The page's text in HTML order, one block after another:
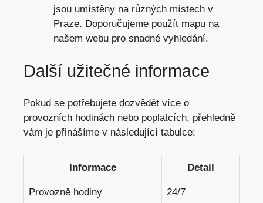
jsou umístěny na⁤ různých místech v
Praze. Doporučujeme použít mapu na
⁣našem webu pro snadné vyhledání.
Další užitečné ‍informace
Pokud se potřebujete dozvědět více‌ o
provozních hodinách nebo ‍poplatcích, ⁤přehledně
vám je přinášíme ‌v následující ​tabulce:
Informace Detail
Provozně hodiny 24/7